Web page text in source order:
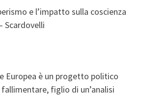
e l’impatto sulla coscienza
Scardovelli
Europea è un progetto politico
figlio di un’analisi